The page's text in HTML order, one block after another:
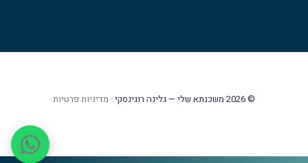
© 2026 משכנתא שלי — גלינה רוגינסקי · מדיניות פרטיות